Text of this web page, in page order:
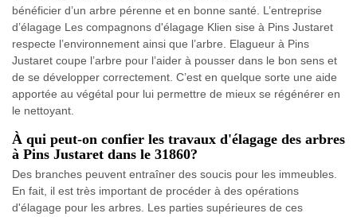
bénéficier d’un arbre pérenne et en bonne santé. L’entreprise
d’élagage Les compagnons d'élagage Klien sise à Pins Justaret
respecte l’environnement ainsi que l’arbre. Elagueur à Pins
Justaret coupe l’arbre pour l’aider à pousser dans le bon sens et
de se développer correctement. C’est en quelque sorte une aide
apportée au végétal pour lui permettre de mieux se régénérer en
le nettoyant.
À qui peut-on confier les travaux d'élagage des arbres
à Pins Justaret dans le 31860?
Des branches peuvent entraîner des soucis pour les immeubles.
En fait, il est très important de procéder à des opérations
d'élagage pour les arbres. Les parties supérieures de ces